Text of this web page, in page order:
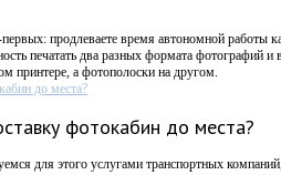
продлеваете время автономной работы
печатать два разных формата фотографий и
принтере, а фотополоски на другом.
до места?
фотокабин до места?
для этого услугами транспортных